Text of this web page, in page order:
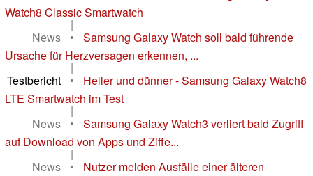
Watch8 Classic Smartwatch
|
News
•
Samsung Galaxy Watch soll bald führende
Ursache für Herzversagen erkennen, ...
|
Testbericht
•
Heller und dünner - Samsung Galaxy Watch8
LTE Smartwatch im Test
|
News
•
Samsung Galaxy Watch3 verliert bald Zugriff
auf Download von Apps und Ziffe...
|
News
•
Nutzer melden Ausfälle einer älteren